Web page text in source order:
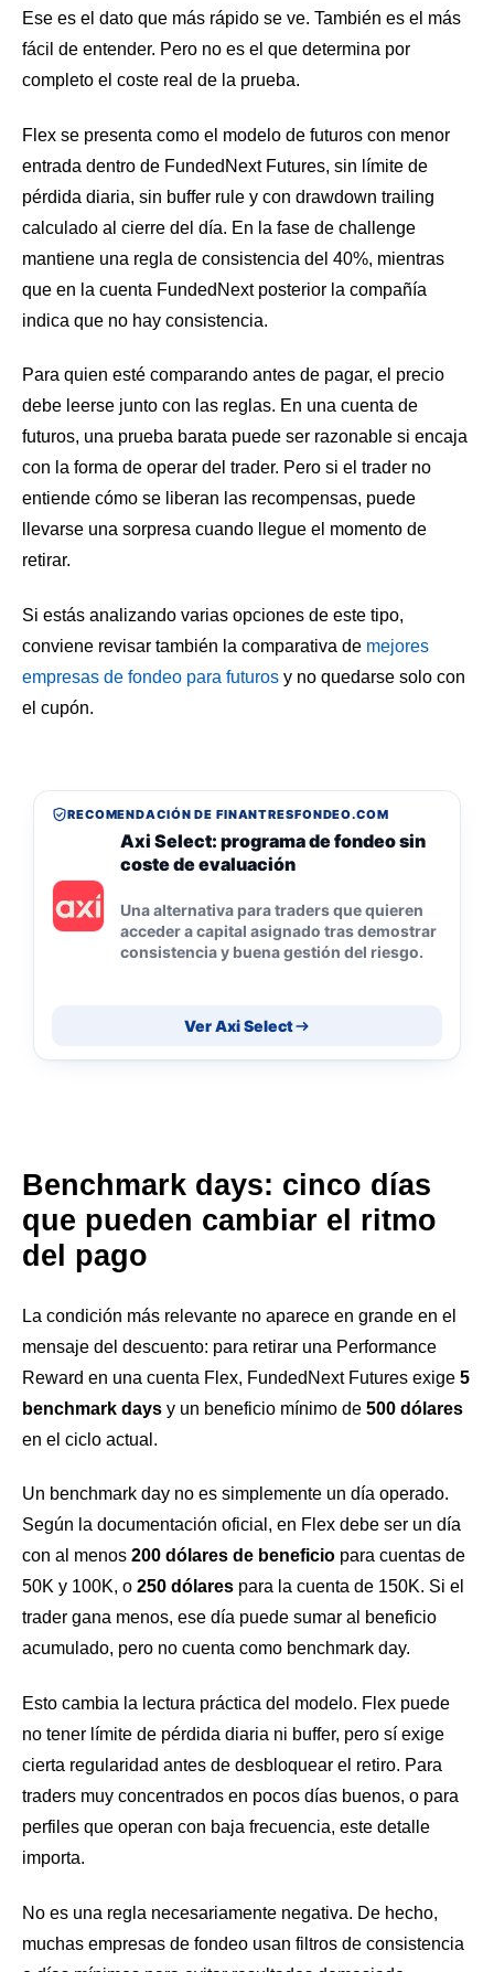
Ese es el dato que más rápido se ve. También es el más
fácil de entender. Pero no es el que determina por
completo el coste real de la prueba.
Flex se presenta como el modelo de futuros con menor
entrada dentro de FundedNext Futures, sin límite de
pérdida diaria, sin buffer rule y con drawdown trailing
calculado al cierre del día. En la fase de challenge
mantiene una regla de consistencia del 40%, mientras
que en la cuenta FundedNext posterior la compañía
indica que no hay consistencia.
Para quien esté comparando antes de pagar, el precio
debe leerse junto con las reglas. En una cuenta de
futuros, una prueba barata puede ser razonable si encaja
con la forma de operar del trader. Pero si el trader no
entiende cómo se liberan las recompensas, puede
llevarse una sorpresa cuando llegue el momento de
retirar.
Si estás analizando varias opciones de este tipo,
conviene revisar también la comparativa de mejores
empresas de fondeo para futuros y no quedarse solo con
el cupón.
RECOMENDACIÓN DE FINANTRESFONDEO.COM
Axi Select: programa de fondeo sin
coste de evaluación
Una alternativa para traders que quieren
acceder a capital asignado tras demostrar
consistencia y buena gestión del riesgo.
Ver Axi Select
Benchmark days: cinco días
que pueden cambiar el ritmo
del pago
La condición más relevante no aparece en grande en el
mensaje del descuento: para retirar una Performance
Reward en una cuenta Flex, FundedNext Futures exige 5
benchmark days y un beneficio mínimo de 500 dólares
en el ciclo actual.
Un benchmark day no es simplemente un día operado.
Según la documentación oficial, en Flex debe ser un día
con al menos 200 dólares de beneficio para cuentas de
50K y 100K, o 250 dólares para la cuenta de 150K. Si el
trader gana menos, ese día puede sumar al beneficio
acumulado, pero no cuenta como benchmark day.
Esto cambia la lectura práctica del modelo. Flex puede
no tener límite de pérdida diaria ni buffer, pero sí exige
cierta regularidad antes de desbloquear el retiro. Para
traders muy concentrados en pocos días buenos, o para
perfiles que operan con baja frecuencia, este detalle
importa.
No es una regla necesariamente negativa. De hecho,
muchas empresas de fondeo usan filtros de consistencia